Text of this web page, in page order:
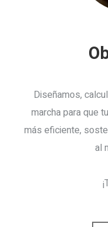
Diseñamos,
marcha para que
más eficiente,
al